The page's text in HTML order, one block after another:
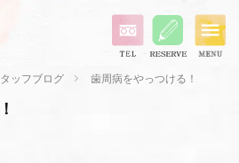
ッフブログ 歯周病をやっつける！